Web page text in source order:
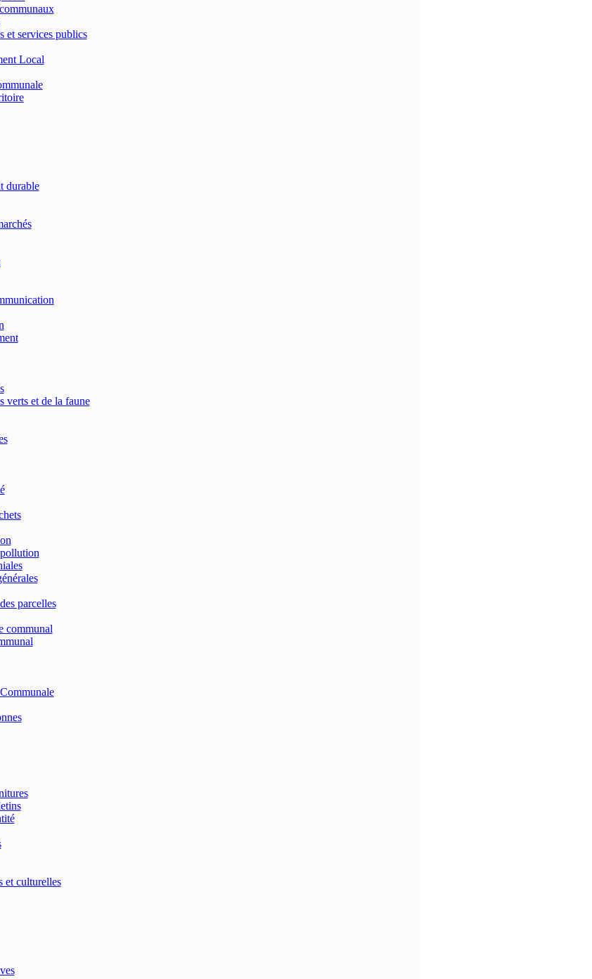
et services publics
Local
durable
verts et de la faune
parcelles
communal
et culturelles